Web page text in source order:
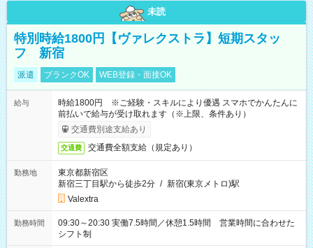
未読
特別時給1800円【ヴァレクストラ】短期スタッ
フ 新宿
派遣 ブランクOK WEB登録・面接OK
給与
時給1800円 ※ご経験・スキルにより優遇 スマホでかんたんに
前払いで給与が受け取れます（※上限、条件あり）
交通費別途支給あり
交通費 交通費全額支給（規定あり）
勤務地
東京都新宿区
新宿三丁目駅から徒歩2分 / 新宿(東京メトロ)駅
Valextra
勤務時間
09:30～20:30 実働7.5時間／休憩1.5時間 営業時間に合わせた
シフト制